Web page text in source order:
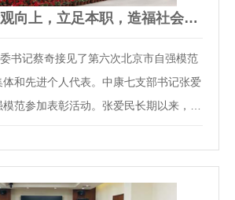
身残志坚，乐观向上，立足本职，造福社会——中康七支部张爱民…
书记蔡奇接见了第六次北京市自强模范
和先进个人代表。中康七支部书记张爱
范参加表彰活动。张爱民长期以来，热
人权益作为三届丰台区政协委员，张爱